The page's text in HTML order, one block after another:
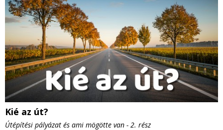
Kié az út?
Útépítési pályázat és ami mögötte van - 2. rész